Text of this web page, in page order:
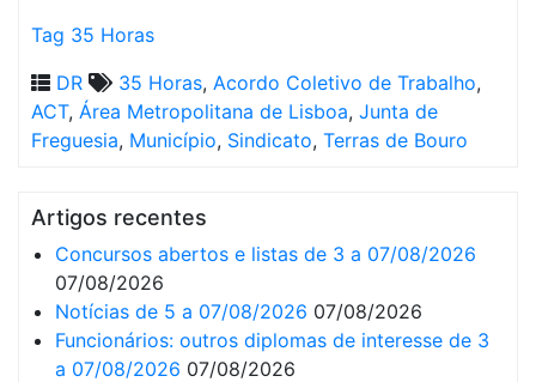
Tag 35 Horas
DR
35 Horas, Acordo Coletivo de Trabalho,
ACT, Área Metropolitana de Lisboa, Junta de
Freguesia, Município, Sindicato, Terras de Bouro
Artigos recentes
Concursos abertos e listas de 3 a 07/08/2026
07/08/2026
Notícias de 5 a 07/08/2026 07/08/2026
Funcionários: outros diplomas de interesse de 3
a 07/08/2026 07/08/2026